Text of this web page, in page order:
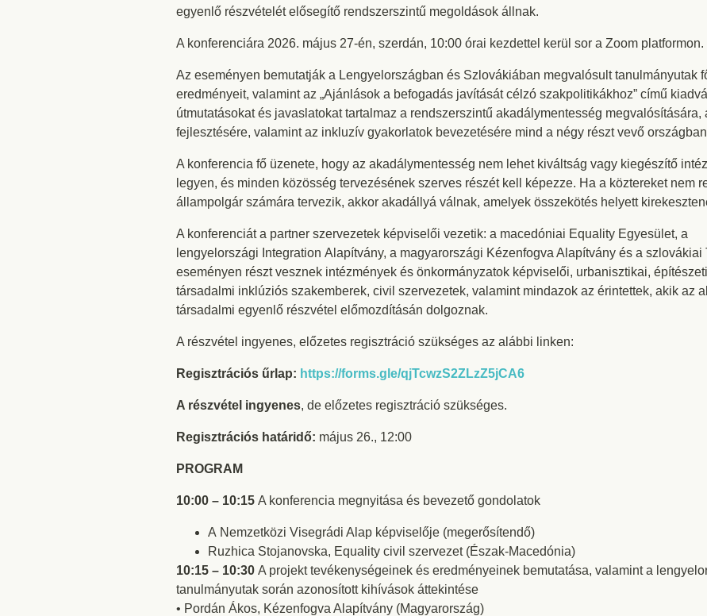
egyenlő részvételét elősegítő rendszerszintű megoldások állnak.
A konferenciára 2026. május 27-én, szerdán, 10:00 órai kezdettel kerül sor a Zoom platformon.
Az eseményen bemutatják a Lengyelországban és Szlovákiában megvalósult tanulmányutak
eredményeit, valamint az „Ajánlások a befogadás javítását célzó szakpolitikákhoz” című
útmutatásokat és javaslatokat tartalmaz a rendszerszintű akadálymentesség
fejlesztésére, valamint az inkluzív gyakorlatok bevezetésére mind a négy részt vevő
A konferencia fő üzenete, hogy az akadálymentesség nem lehet kiváltság vagy kiegészítő
legyen, és minden közösség tervezésének szerves részét kell képezze. Ha a köztereket nem
állampolgár számára tervezik, akkor akadállyá válnak, amelyek összekötés helyett
A konferenciát a partner szervezetek képviselői vezetik: a macedóniai Equality Egyesület, a
lengyelországi Integration Alapítvány, a magyarországi Kézenfogva Alapítvány és a szlovákiai
eseményen részt vesznek intézmények és önkormányzatok képviselői, urbanisztikai,
társadalmi inklúziós szakemberek, civil szervezetek, valamint mindazok az érintettek, akik az
társadalmi egyenlő részvétel előmozdításán dolgoznak.
A részvétel ingyenes, előzetes regisztráció szükséges az alábbi linken:
Regisztrációs űrlap: https://forms.gle/qjTcwzS2ZLzZ5jCA6
A részvétel ingyenes, de előzetes regisztráció szükséges.
Regisztrációs határidő: május 26., 12:00
PROGRAM
10:00 – 10:15 A konferencia megnyitása és bevezető gondolatok
A Nemzetközi Visegrádi Alap képviselője (megerősítendő)
Ruzhica Stojanovska, Equality civil szervezet (Észak-Macedónia)
10:15 – 10:30 A projekt tevékenységeinek és eredményeinek bemutatása, valamint a
tanulmányutak során azonosított kihívások áttekintése
• Pordán Ákos, Kézenfogva Alapítvány (Magyarország)